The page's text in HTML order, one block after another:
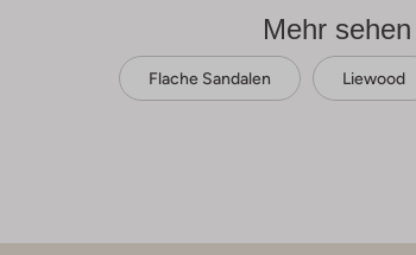
Mehr sehen
Flache Sandalen Liewood